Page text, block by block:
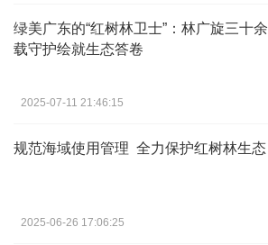
绿美广东的“红树林卫士”：林广旋三十余
载守护绘就生态答卷
2025-07-11 21:46:15
规范海域使用管理 全力保护红树林生态
2025-06-26 17:06:25